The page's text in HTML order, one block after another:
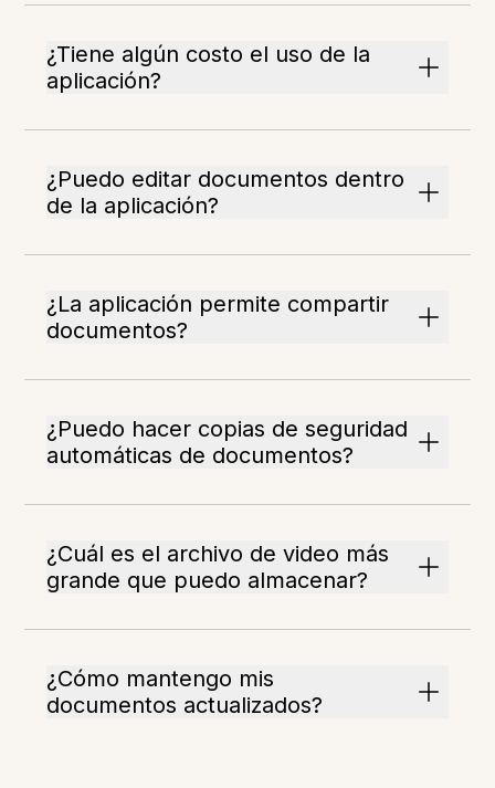
¿Tiene algún costo el uso de la
aplicación?
¿Puedo editar documentos dentro
de la aplicación?
¿La aplicación permite compartir
documentos?
¿Puedo hacer copias de seguridad
automáticas de documentos?
¿Cuál es el archivo de video más
grande que puedo almacenar?
¿Cómo mantengo mis
documentos actualizados?